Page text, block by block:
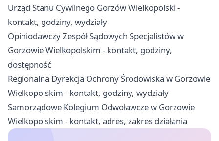
Urząd Stanu Cywilnego Gorzów Wielkopolski -
kontakt, godziny, wydziały
Opiniodawczy Zespół Sądowych Specjalistów w
Gorzowie Wielkopolskim - kontakt, godziny,
dostępność
Regionalna Dyrekcja Ochrony Środowiska w Gorzowie
Wielkopolskim - kontakt, godziny, wydziały
Samorządowe Kolegium Odwoławcze w Gorzowie
Wielkopolskim - kontakt, adres, zakres działania